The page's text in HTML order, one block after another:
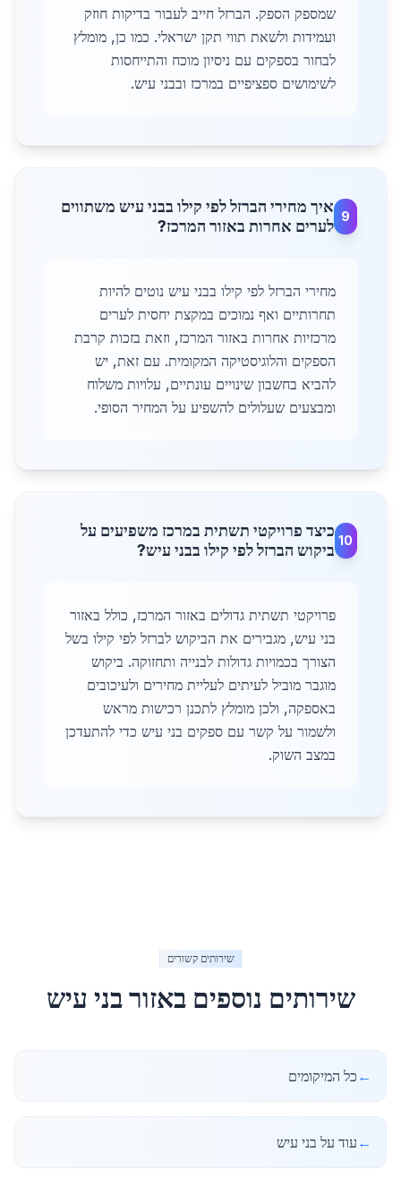
שמספק הספק. הברזל חייב לעבור בדיקות חוזק
ועמידות ולשאת תווי תקן ישראלי. כמו כן, מומלץ
לבחור בספקים עם ניסיון מוכח והתייחסות
לשימושים ספציפיים במרכז ובבני עיש.
9
איך מחירי הברזל לפי קילו בבני עיש משתווים
לערים אחרות באזור המרכז?
מחירי הברזל לפי קילו בבני עיש נוטים להיות
תחרותיים ואף נמוכים במקצת יחסית לערים
מרכזיות אחרות באזור המרכז, וזאת בזכות קרבת
הספקים והלוגיסטיקה המקומית. עם זאת, יש
להביא בחשבון שינויים עונתיים, עלויות משלוח
ומבצעים שעלולים להשפיע על המחיר הסופי.
10
כיצד פרויקטי תשתית במרכז משפיעים על
ביקוש הברזל לפי קילו בבני עיש?
פרויקטי תשתית גדולים באזור המרכז, כולל באזור
בני עיש, מגבירים את הביקוש לברזל לפי קילו בשל
הצורך בכמויות גדולות לבנייה ותחזוקה. ביקוש
מוגבר מוביל לעיתים לעליית מחירים ולעיכובים
באספקה, ולכן מומלץ לתכנן רכישות מראש
ולשמור על קשר עם ספקים בני עיש כדי להתעדכן
במצב השוק.
שירותים קשורים
שירותים נוספים באזורבני עיש
← כל המיקומים
← עוד על בני עיש